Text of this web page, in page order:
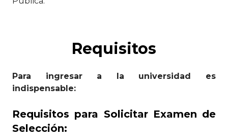
Requisitos
Para ingresar a la universidad es
indispensable:
Requisitos para Solicitar Examen de
Selección: